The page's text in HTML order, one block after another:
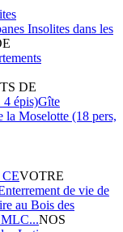
Insolites dans les
DE
4 épis)Gîte
la Moselotte (18 pers,
CEVOTRE
de vie de
au Bois des
MLC...NOS